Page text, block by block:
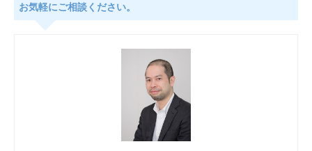
お気軽にご相談ください。